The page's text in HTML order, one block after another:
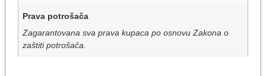
Prava potrošača
Zagarantovana sva prava kupaca po osnovu Zakona o
zaštiti potrošača.